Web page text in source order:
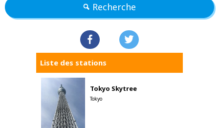
Recherche
Liste des stations
Tokyo Skytree
Tokyo